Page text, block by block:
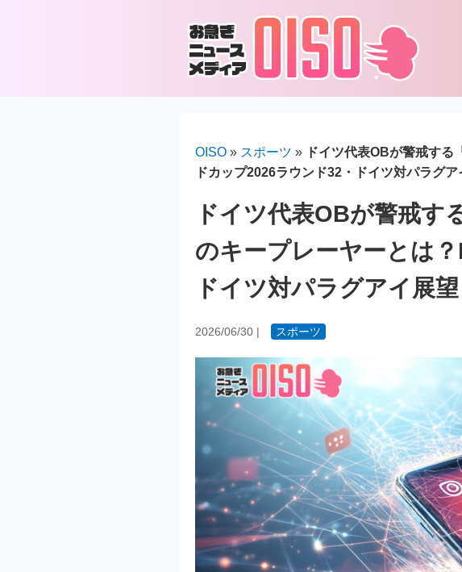
OISO » スポーツ »
ドイツ代表OBが警戒す
ドカップ2026ラウンド32・ドイツ対パラグア
ドイツ代表OBが警戒す
のキープレーヤーとは
ドイツ対パラグアイ展望
2026/06/30 | スポーツ